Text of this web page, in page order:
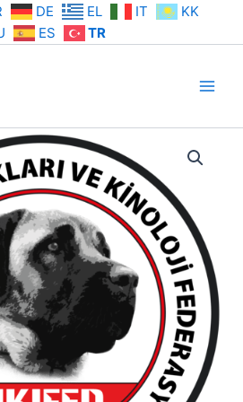
DE EL IT
KK
ES TR